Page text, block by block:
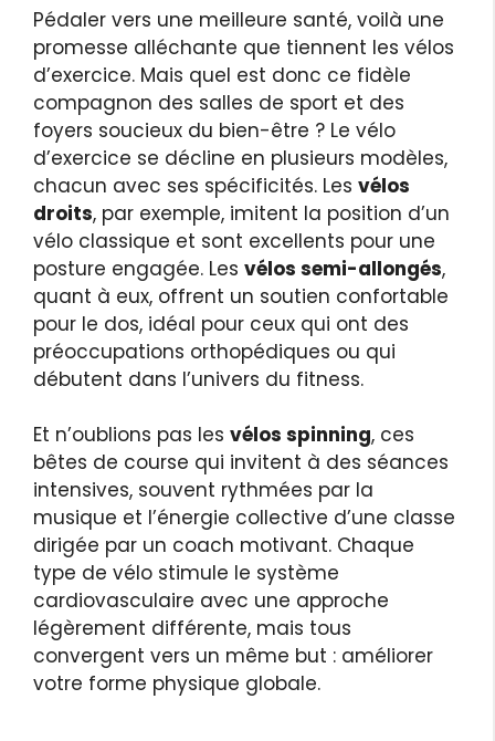
Pédaler vers une meilleure santé, voilà une
promesse alléchante que tiennent les vélos
d’exercice. Mais quel est donc ce fidèle
compagnon des salles de sport et des
foyers soucieux du bien-être ? Le vélo
d’exercice se décline en plusieurs modèles,
chacun avec ses spécificités. Les vélos
droits, par exemple, imitent la position d’un
vélo classique et sont excellents pour une
posture engagée. Les vélos semi-allongés,
quant à eux, offrent un soutien confortable
pour le dos, idéal pour ceux qui ont des
préoccupations orthopédiques ou qui
débutent dans l’univers du fitness.
Et n’oublions pas les vélos spinning, ces
bêtes de course qui invitent à des séances
intensives, souvent rythmées par la
musique et l’énergie collective d’une classe
dirigée par un coach motivant. Chaque
type de vélo stimule le système
cardiovasculaire avec une approche
légèrement différente, mais tous
convergent vers un même but : améliorer
votre forme physique globale.